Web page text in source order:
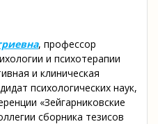
, профессор
и психотерапии
и клиническая
психологических наук,
«Зейгарниковские
сборника тезисов